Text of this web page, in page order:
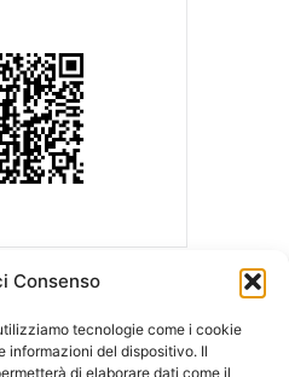
Consenso
tecnologie come i cookie
informazioni del dispositivo. Il
di elaborare dati come il